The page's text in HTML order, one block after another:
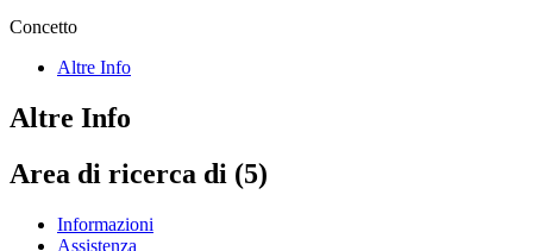
Concetto
Altre Info
Altre Info
Area di ricerca di (5)
Informazioni
Assistenza